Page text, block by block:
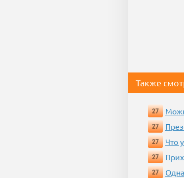
Также
27
27
27
Что
27
27